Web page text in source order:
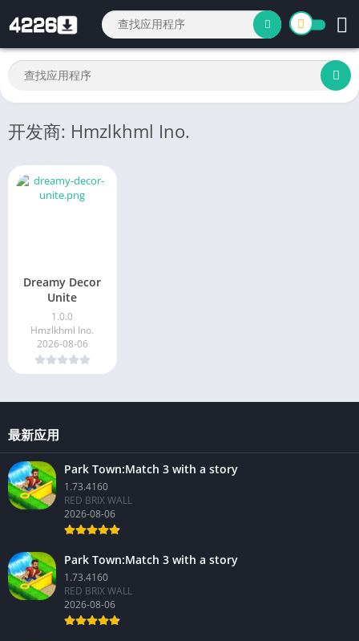
开发商: Hmzlkhml Ino.
Dreamy Decor
Unite
1.0.0
Hmzlkhml Ino.
2026-08-06
最新应用
Park Town:Match 3 with a story
1.73.4160
RED BRIX WALL
2026-08-06
Park Town:Match 3 with a story
1.73.4160
RED BRIX WALL
2026-08-06